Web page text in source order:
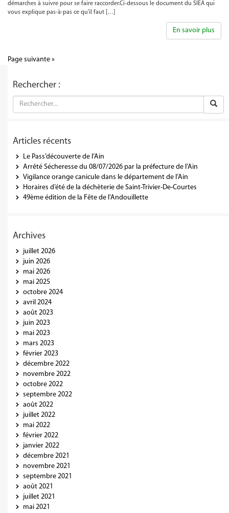
démarches à suivre pour se faire raccorder.Ci-dessous le document du SIEA qui
vous explique pas-à-pas ce qu’il faut […]
En savoir plus
Page suivante »
Rechercher :
Articles récents
Le Pass’découverte de l’Ain
Arrêté Sécheresse du 08/07/2026 par la préfecture de l’Ain
Vigilance orange canicule dans le département de l’Ain
Horaires d’été de la déchèterie de Saint-Trivier-De-Courtes
49ème édition de la Fête de l’Andouillette
Archives
juillet 2026
juin 2026
mai 2026
mai 2025
octobre 2024
avril 2024
août 2023
juin 2023
mai 2023
mars 2023
février 2023
décembre 2022
novembre 2022
octobre 2022
septembre 2022
août 2022
juillet 2022
mai 2022
février 2022
janvier 2022
décembre 2021
novembre 2021
septembre 2021
août 2021
juillet 2021
mai 2021